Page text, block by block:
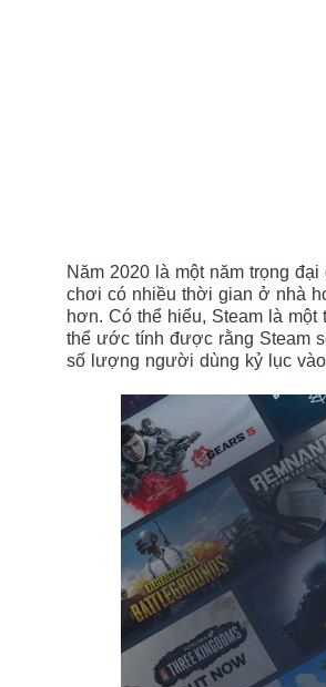
Năm 2020 là một năm trọng
chơi có nhiều thời gian ở nhà
hơn. Có thể hiểu, Steam là
thể ước tính được rằng Steam
số lượng người dùng kỷ lục